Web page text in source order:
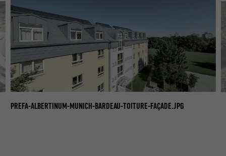
PREFA-ALBERTINUM-MUNICH-BARDEAU-TOITURE-FAÇADE.JPG